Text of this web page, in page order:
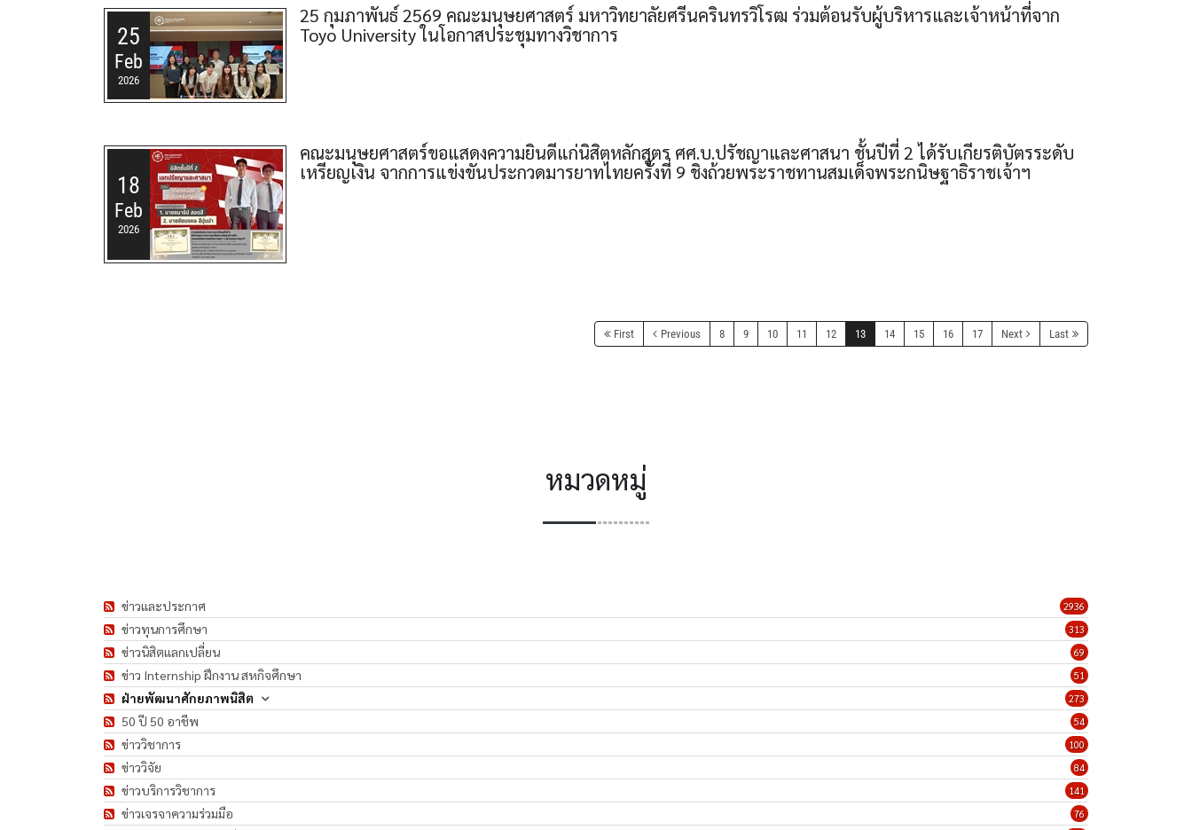
25
Feb
2026
25 กุมภาพันธ์ 2569 คณะมนุษยศาสตร์ มหาวิทยาลัยศรีนครินทรวิโรฒ ร่วมต้อนรับผู้บริหารและเจ้าหน้าที่จาก
Toyo University ในโอกาสประชุมทางวิชาการ
18
Feb
2026
คณะมนุษยศาสตร์ขอแสดงความยินดีแก่นิสิตหลักสูตร ศศ.บ.ปรัชญาและศาสนา ชั้นปีที่ 2 ได้รับเกียรติบัตรระดับ
เหรียญเงิน จากการแข่งขันประกวดมารยาทไทยครั้งที่ 9 ชิงถ้วยพระราชทานสมเด็จพระกนิษฐาธิราชเจ้าฯ
First Previous 8 9 10 11 12 13 14 15 16 17 Next Last
หมวดหมู่
2936
ข่าวและประกาศ
313
ข่าวทุนการศึกษา
69
ข่าวนิสิตแลกเปลี่ยน
51
ข่าว Internship ฝึกงาน สหกิจศึกษา
273
ฝ่ายพัฒนาศักยภาพนิสิต
54
50 ปี 50 อาชีพ
100
ข่าววิชาการ
84
ข่าววิจัย
141
ข่าวบริการวิชาการ
76
ข่าวเจรจาความร่วมมือ